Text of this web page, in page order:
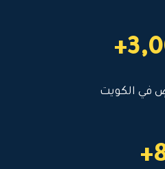
في الكويت